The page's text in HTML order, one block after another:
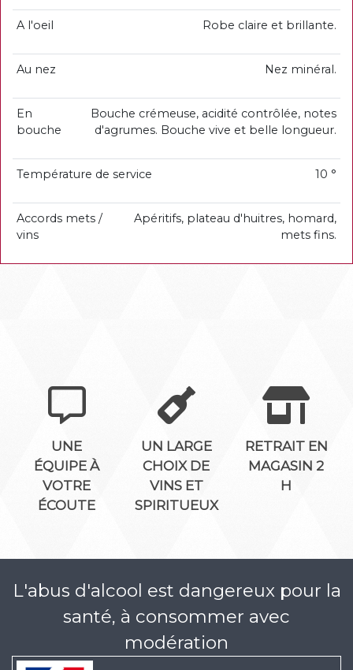
A l'oeil Robe claire et brillante.
Au nez Nez minéral.
En
bouche
Bouche crémeuse, acidité contrôlée, notes
d'agrumes. Bouche vive et belle longueur.
Température de service 10 °
Accords mets /
vins
Apéritifs, plateau d'huitres, homard,
mets fins.
UNE
ÉQUIPE À
VOTRE
ÉCOUTE
UN LARGE
CHOIX DE
VINS ET
SPIRITUEUX
RETRAIT EN
MAGASIN 2
H
L'abus d'alcool est dangereux pour la
santé, à consommer avec
modération